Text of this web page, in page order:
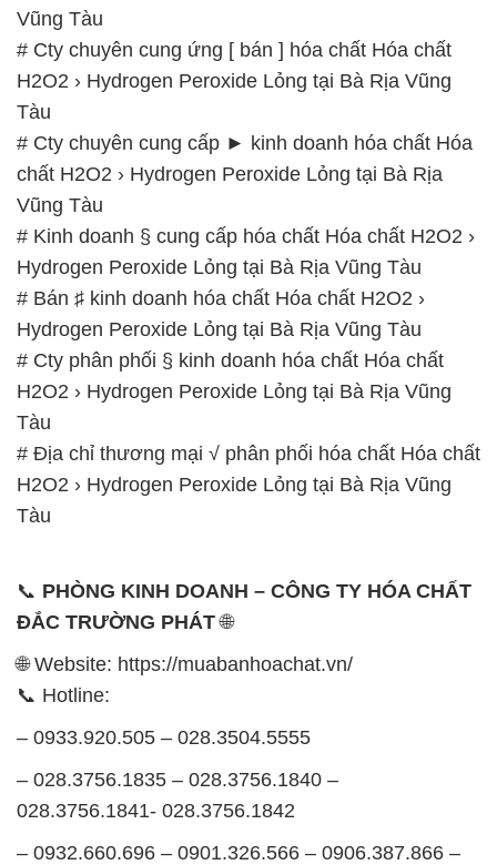
Vũng Tàu
# Cty chuyên cung ứng [ bán ] hóa chất Hóa chất
H2O2 › Hydrogen Peroxide Lỏng tại Bà Rịa Vũng
Tàu
# Cty chuyên cung cấp ► kinh doanh hóa chất Hóa
chất H2O2 › Hydrogen Peroxide Lỏng tại Bà Rịa
Vũng Tàu
# Kinh doanh § cung cấp hóa chất Hóa chất H2O2 ›
Hydrogen Peroxide Lỏng tại Bà Rịa Vũng Tàu
# Bán ♯ kinh doanh hóa chất Hóa chất H2O2 ›
Hydrogen Peroxide Lỏng tại Bà Rịa Vũng Tàu
# Cty phân phối § kinh doanh hóa chất Hóa chất
H2O2 › Hydrogen Peroxide Lỏng tại Bà Rịa Vũng
Tàu
# Địa chỉ thương mại √ phân phối hóa chất Hóa chất
H2O2 › Hydrogen Peroxide Lỏng tại Bà Rịa Vũng
Tàu
📞 PHÒNG KINH DOANH – CÔNG TY HÓA CHẤT
ĐẮC TRƯỜNG PHÁT🌐
🌐 Website: https://muabanhoachat.vn/
📞 Hotline:
– 0933.920.505 – 028.3504.5555
– 028.3756.1835 – 028.3756.1840 –
028.3756.1841- 028.3756.1842
– 0932.660.696 – 0901.326.566 – 0906.387.866 –